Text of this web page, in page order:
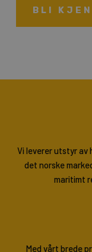
BLI
Vi leverer utstyr av
det norske
maritimt
Med vårt brede